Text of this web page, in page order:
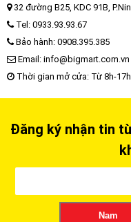
32 đường B25, KDC 91B,
Tel: 0933.93.93.67
Bảo hành: 0908.395.385
Email: info@bigmart.com.vn
Thời gian mở cửa: Từ 8h-
Đăng ký nhận tin
Nam